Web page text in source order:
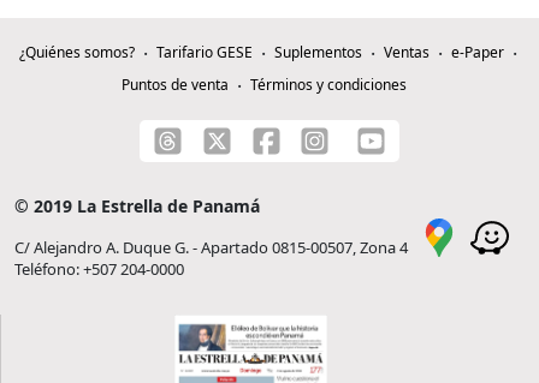
¿Quiénes somos? Tarifario GESE Suplementos Ventas
e-Paper
Puntos de venta
Términos y condiciones
© 2019 La Estrella de Panamá
C/ Alejandro A. Duque G. - Apartado 0815-00507, Zona 4
Teléfono: +507 204-0000